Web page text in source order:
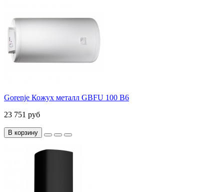
Gorenje Кожух металл GBFU 100 B6
23 751 руб
В корзину